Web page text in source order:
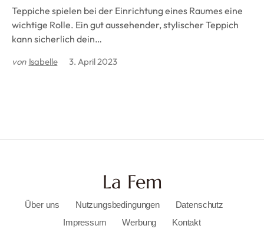
Teppiche spielen bei der Einrichtung eines Raumes eine
wichtige Rolle. Ein gut aussehender, stylischer Teppich
kann sicherlich dein…
von Isabelle 3. April 2023
La Fem
Über uns Nutzungsbedingungen
Datenschutz
Impressum
Werbung Kontakt